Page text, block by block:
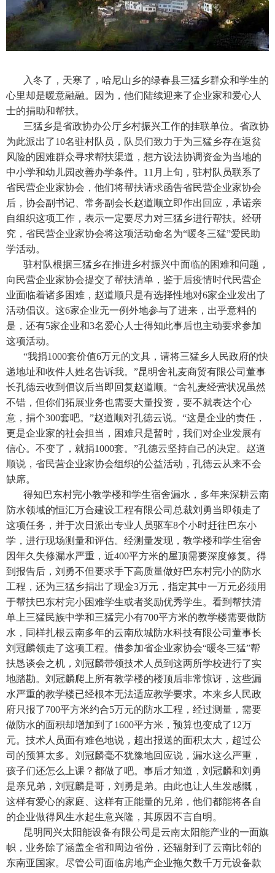
入冬了，天寒了，哈尼山乡的绿春县三猛乡群众和学生的
心里却是暖意融融。因为，他们陆续迎来了企业家和爱心人
士的捐助和帮扶。
三猛乡是省政协办公厅乡村振兴工作的挂联单位。省政协
为此派出了10名驻村队员，队员们致力于为三猛乡存在返贫
风险的困难群众寻求帮扶渠道，想方设法协调资金为当地的
中小学和幼儿园改善办学条件。11月上旬，驻村队员联系了
省民营企业家协会，他们将帮扶请求函告省民营企业家协会
后，协会副书记、常务副会长赵道顺立即作出回应，承诺亲
自组织这项工作，表示一定要尽力对三猛乡进行帮扶。经研
究，省民营企业家协会将这项活动命名为“暖冬三猛”爱民助
学活动。
驻村队根据三猛乡在推进乡村振兴中面临的困难和问题，
向民营企业家协会提交了帮扶清单，鉴于后疫情时代民营企
业面临着诸多困难，赵道顺只是有选择性地对6家企业发出了
活动倡议。这6家企业无一例外地参与了进来，出乎意料的
是，还有5家企业和3名爱心人士得知此事后也主动要求参加
这项活动。
“我捐1000套价值6万元的文具，请将三猛乡人民政府的快
递地址和收件人姓名告诉我。”昆明舍礼麦商贸有限公司董事
长孔德云收到倡议后当即回复赵道顺。“舍礼麦经营状况虽然
不错，但你们拓展业务也需要大量投资，要不就表达个心
意，捐个300套吧。”赵道顺对孔德云说。“这是企业的责任，
更是企业家的社会担当，困难只是暂时，我们对企业发展有
信心。不变了，就捐1000套。”孔德云坚持自己的决定。赵道
顺说，省民营企业家协会组织的公益活动，孔德云从来不会
缺席。
得知巴东村完小教学楼和学生宿舍漏水，多年来深耕云南
防水领域的恒汇万合建设工程有限公司总裁刘勇当即领走了
这项任务，并于次日派出专业人员驱车8个小时赶往巴东小
学，进行现场测量和评估。经测量发现，教学楼和学生宿舍
因年久失修漏水严重，近400平方米的屋顶需要深度修复。得
到报告后，刘勇不但要求手下高质量做好巴东村完小的防水
工程，还为三猛乡捐出了现金3万元，指定其中一万元必须用
于帮扶巴东村完小困难学生或者奖励优秀学生。看到帮扶清
单上三猛民族中学和三猛完小有700平方米的教学楼需要做防
水，同样扎根云南多年的云南欣城防水科技有限公司董事长
刘冠麟领走了这项工程。借参加省企业家协会“暖冬三猛”帮
扶恳谈会之机，刘冠麟带领技术人员到这两所学校进行了实
地踏勘。刘冠麟爬上所有教学楼的楼顶后非常惊讶，这些漏
水严重的教学楼已经根本无法适应教学要求。本来乡人民政
府只报了700平方米约合5万元的防水工程，经过测量，需要
做防水的面积却增加到了1600平方米，预算也变成了12万
元。技术人员面有难色地说，超出报送的面积太大，超过公
司的预算太多。刘冠麟毫不犹豫地回应说，漏水这么严重，
孩子们还怎么上课？都做了吧。事后才知道，刘冠麟和刘勇
是亲兄弟，刘冠麟是哥，刘勇是弟。由此也让人生发感慨，
这样有爱心的家庭、这样有正能量的兄弟，他们都能将各自
的企业做得风生水起生意兴隆，其原因不言自明。
昆明同兴太阳能设备有限公司是云南太阳能产业的一面旗
帜，业务除了涵盖全省和周边省份，还辐射到了云南比邻的
东南亚国家。尽管公司面临房地产企业拖欠数千万元设备款